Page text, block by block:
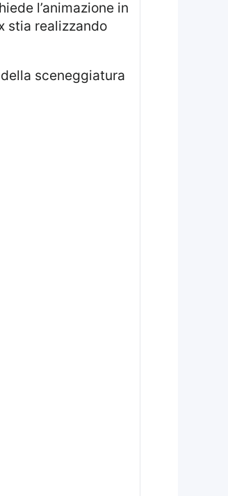
l’animazione in
stia realizzando